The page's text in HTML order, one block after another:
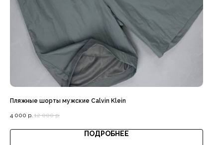
Пляжные шорты мужские Calvin Klein
4 000 р. 12 000 р.
ПОДРОБНЕЕ